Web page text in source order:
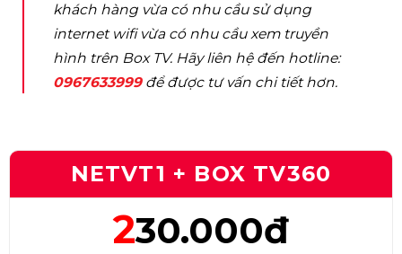
khách hàng vừa có nhu cầu sử dụng
internet wifi vừa có nhu cầu xem truyền
hình trên Box TV. Hãy liên hệ đến hotline:
0967633999để được tư vấn chi tiết hơn.
NETVT1 + BOX TV360
230.000đ